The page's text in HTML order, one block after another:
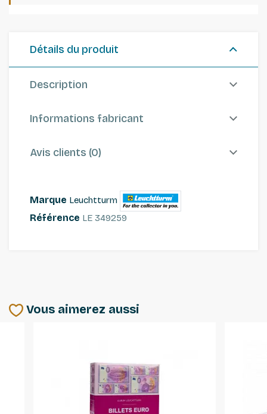
Détails du produit
Description
Informations fabricant
Avis clients (0)
Marque Leuchtturm
Référence LE 349259
Vous aimerez aussi